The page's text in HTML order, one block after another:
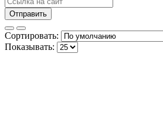
Отправить
Сортировать:
Показывать: